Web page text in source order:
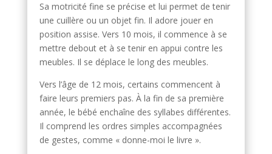
Sa motricité fine se précise et lui permet de tenir
une cuillère ou un objet fin. Il adore jouer en
position assise. Vers 10 mois, il commence à se
mettre debout et à se tenir en appui contre les
meubles. Il se déplace le long des meubles.
Vers l’âge de 12 mois, certains commencent à
faire leurs premiers pas. À la fin de sa première
année, le bébé enchaîne des syllabes différentes.
Il comprend les ordres simples accompagnées
de gestes, comme « donne-moi le livre ».